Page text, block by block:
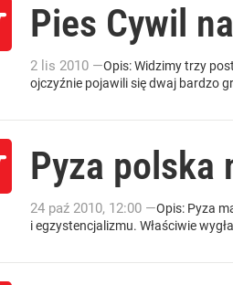
Pies Cywil
2 lis 2010 —Opis: Widzimy trzy
ojczyźnie pojawili się dwaj bardzo
Pyza polska
24 paź 2010, 12:00 —Opis: Pyza
i egzystencjalizmu. Właściwie